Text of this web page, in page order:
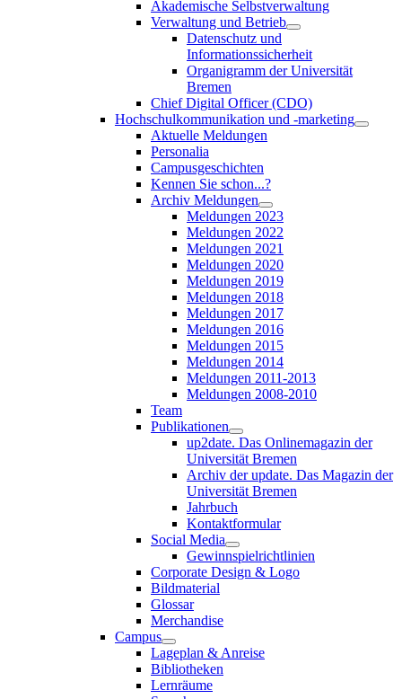
Akademische Selbstverwaltung
Verwaltung und Betrieb
Datenschutz und
Informationssicherheit
Organigramm der Universität
Bremen
Chief Digital Officer (CDO)
Hochschulkommunikation und -marketing
Aktuelle Meldungen
Personalia
Campusgeschichten
Kennen Sie schon...?
Archiv Meldungen
Meldungen 2023
Meldungen 2022
Meldungen 2021
Meldungen 2020
Meldungen 2019
Meldungen 2018
Meldungen 2017
Meldungen 2016
Meldungen 2015
Meldungen 2014
Meldungen 2011-2013
Meldungen 2008-2010
Team
Publikationen
up2date. Das Onlinemagazin der
Universität Bremen
Archiv der update. Das Magazin der
Universität Bremen
Jahrbuch
Kontaktformular
Social Media
Gewinnspielrichtlinien
Corporate Design & Logo
Bildmaterial
Glossar
Merchandise
Campus
Lageplan & Anreise
Bibliotheken
Lernräume